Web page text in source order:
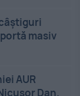
masiv
AUR
Dan.